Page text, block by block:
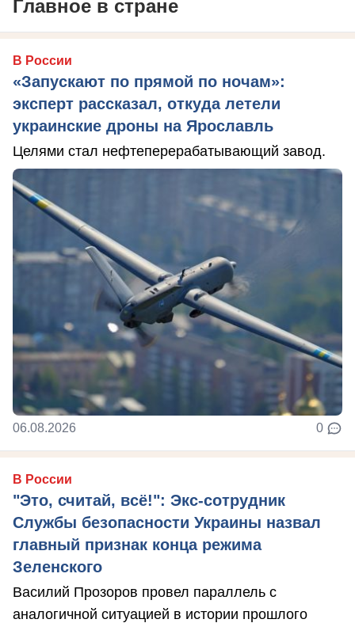
Главное в стране
В России
«Запускают по прямой по ночам»:
эксперт рассказал, откуда летели
украинские дроны на Ярославль
Целями стал нефтеперерабатывающий завод.
06.08.2026 0
В России
"Это, считай, всё!": Экс-сотрудник
Службы безопасности Украины назвал
главный признак конца режима
Зеленского
Василий Прозоров провел параллель с
аналогичной ситуацией в истории прошлого